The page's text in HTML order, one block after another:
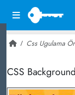
Css Ugulama
CSS